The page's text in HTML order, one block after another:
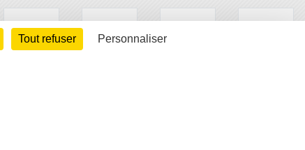
Tout refuser Personnaliser